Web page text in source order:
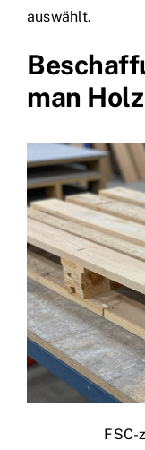
auswählt.
man
FSC-